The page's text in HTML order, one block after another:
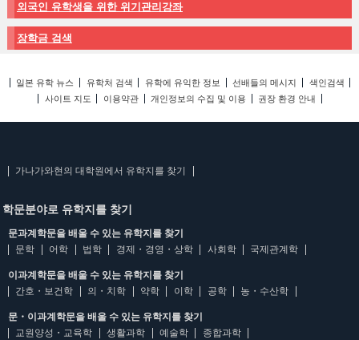
외국인 유학생을 위한 위기관리강좌
장학금 검색
일본 유학 뉴스 유학처 검색 유학에 유익한 정보 선배들의 메시지
색인검색
사이트 지도
이용약관 개인정보의 수집 및 이용 권장 환경 안내
가나가와현의 대학원에서 유학지를 찾기
학문분야로 유학지를 찾기
문과계학문을 배울 수 있는 유학지를 찾기
문학
어학 법학 경제・경영・상학 사회학 국제관계학
이과계학문을 배울 수 있는 유학지를 찾기
간호・보건학
의・치학 약학 이학 공학 농・수산학
문・이과계학문을 배울 수 있는 유학지를 찾기
교원양성・교육학
생활과학 예술학 종합과학